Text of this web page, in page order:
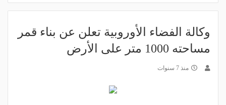
وكالة الفضاء الأوروبية تعلن عن بناء قمر
مساحته 1000 متر على الأرض
منذ 7 سنوات